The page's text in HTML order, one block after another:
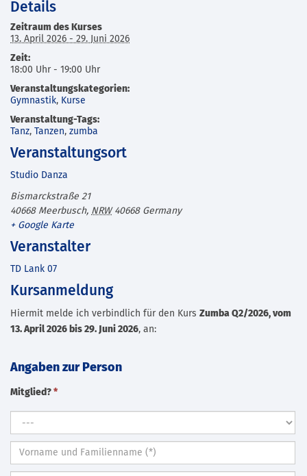
Details
Zeitraum des Kurses
13. April 2026 - 29. Juni 2026
Zeit:
18:00 Uhr - 19:00 Uhr
Veranstaltungskategorien:
Gymnastik, Kurse
Veranstaltung-Tags:
Tanz, Tanzen, zumba
Veranstaltungsort
Studio Danza
Bismarckstraße 21
40668 Meerbusch, NRW 40668 Germany
+ Google Karte
Veranstalter
TD Lank 07
Kursanmeldung
Hiermit melde ich verbindlich für den Kurs Zumba Q2/2026, vom
13. April 2026 bis 29. Juni 2026, an:
Angaben zur Person
Mitglied? *